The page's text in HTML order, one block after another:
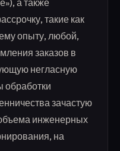
а также
такие как
опыту, любой,
заказов в
негласную
обработки
зачастую
инженерных
на